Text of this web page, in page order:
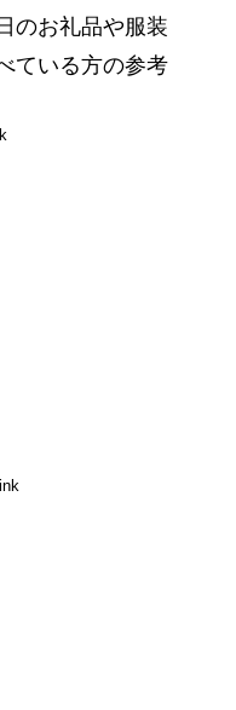
のお礼品や服装
ている方の参考